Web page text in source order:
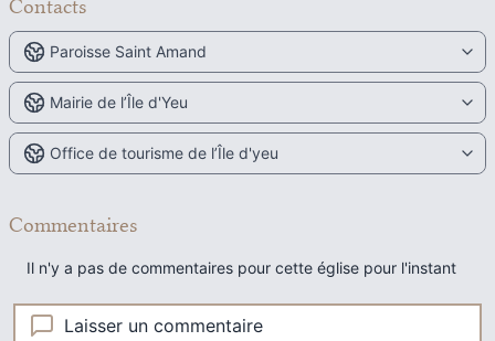
Contacts
Paroisse Saint Amand
Mairie de l’Île d'Yeu
Office de tourisme de l’Île d'yeu
Commentaires
Il n'y a pas de commentaires pour cette église pour l'instant
Laisser un commentaire